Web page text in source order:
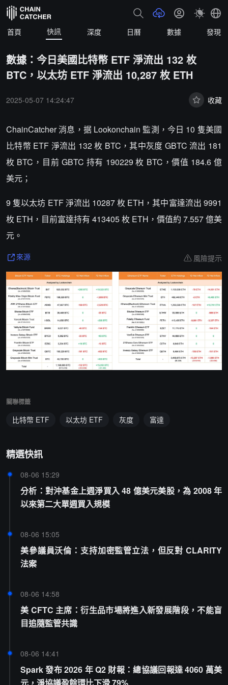
首頁 快訊 深度 日曆 數據 發現
數據：今日美國比特幣 ETF 淨流出 132 枚
BTC，以太坊 ETF 淨流出 10,287 枚 ETH
2025-05-07 14:24:47 收藏
ChainCatcher 消息，据 Lookonchain 監測，今日 10 隻美國
比特幣 ETF 淨流出 132 枚 BTC，其中灰度 GBTC 流出 181
枚 BTC，目前 GBTC 持有 190229 枚 BTC，價值 184.6 億
美元；
9 隻以太坊 ETF 淨流出 10287 枚 ETH，其中富達流出 9991
枚 ETH，目前富達持有 413405 枚 ETH，價值約 7.557 億美
元。
來源 風險提示
關聯標籤
比特幣 ETF 以太坊 ETF 灰度 富達
精選快訊
08-06 15:29
分析：對沖基金上週淨買入 48 億美元美股，為 2008 年
以來第二大單週買入規模
08-06 15:05
美參議員沃倫：支持加密監管立法，但反對 CLARITY
法案
08-06 14:58
美 CFTC 主席：衍生品市場將進入新發展階段，不能盲
目追隨監管共識
08-06 14:41
Spark 發布 2026 年 Q2 財報：總協議回報達 4060 萬美